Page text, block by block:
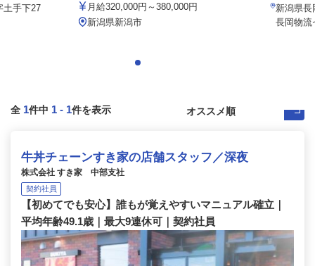
土手下27
月給320,000円～380,000円
新潟県新潟市
新潟県長
長岡物
全 1件中 1 - 1件を表示
牛丼チェーンすき家の店舗スタッフ／深夜
株式会社 すき家 中部支社
契約社員
【初めてでも安心】誰もが覚えやすいマニュアル確立｜
平均年齢49.1歳｜最大9連休可｜契約社員